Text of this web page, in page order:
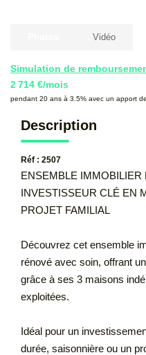
Simulation de
2 714 €/mois
pendant 20 ans à 3.5% avec un apport
Vidéo
Description
Réf : 2507
ENSEMBLE
INVESTISSEUR CLÉ EN
PROJET FAMILIAL
Découvrez cet ensemble
rénové avec soin, offrant
grâce à ses 3 maisons
exploitées.
Idéal pour un
durée, saisonnière ou un